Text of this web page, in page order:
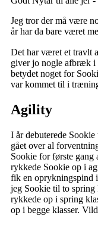
Jeg tror der må være
år har da bare været
Det har været et travlt
giver jo nogle afbræk i
betydet noget for
var kommet til i
Agility
I år debuterede
gået over al
Sookie for første gang
rykkede Sookie op i
fik en oprykningspind
jeg Sookie til to
rykkede op i spring
op i begge klasser.